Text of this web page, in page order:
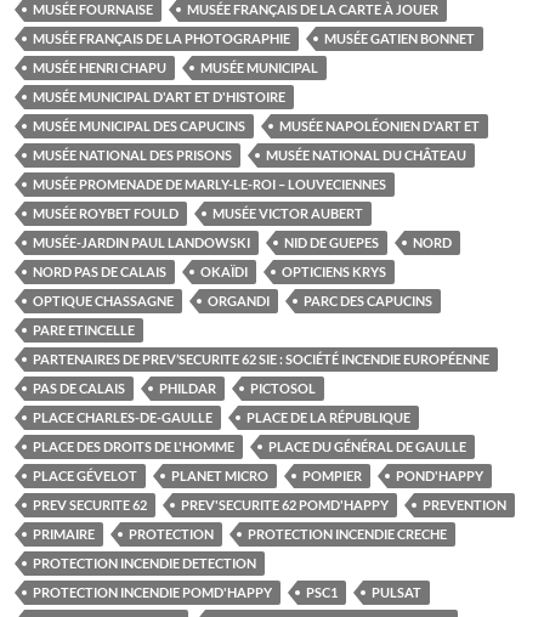
MUSÉE FOURNAISE
MUSÉE FRANÇAIS DE LA CARTE À JOUER
MUSÉE FRANÇAIS DE LA PHOTOGRAPHIE
MUSÉE GATIEN BONNET
MUSÉE HENRI CHAPU
MUSÉE MUNICIPAL
MUSÉE MUNICIPAL D'ART ET D'HISTOIRE
MUSÉE MUNICIPAL DES CAPUCINS
MUSÉE NAPOLÉONIEN D'ART ET
MUSÉE NATIONAL DES PRISONS
MUSÉE NATIONAL DU CHÂTEAU
MUSÉE PROMENADE DE MARLY-LE-ROI – LOUVECIENNES
MUSÉE ROYBET FOULD
MUSÉE VICTOR AUBERT
MUSÉE-JARDIN PAUL LANDOWSKI
NID DE GUEPES
NORD
NORD PAS DE CALAIS
OKAÏDI
OPTICIENS KRYS
OPTIQUE CHASSAGNE
ORGANDI
PARC DES CAPUCINS
PARE ETINCELLE
PARTENAIRES DE PREV’SECURITE 62 SIE : SOCIÉTÉ INCENDIE EUROPÉENNE
PAS DE CALAIS
PHILDAR
PICTOSOL
PLACE CHARLES-DE-GAULLE
PLACE DE LA RÉPUBLIQUE
PLACE DES DROITS DE L'HOMME
PLACE DU GÉNÉRAL DE GAULLE
PLACE GÉVELOT
PLANET MICRO POMPIER
POND'HAPPY
PREV SECURITE 62
PREV'SECURITE 62 POMD'HAPPY
PREVENTION
PRIMAIRE
PROTECTION
PROTECTION INCENDIE CRECHE
PROTECTION INCENDIE DETECTION
PROTECTION INCENDIE POMD'HAPPY
PSC1
PULSAT